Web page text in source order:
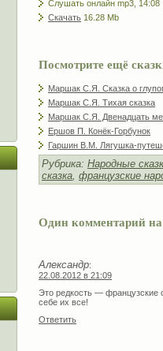
Слушать онлайн mp3, 14:08
Скачать 16.28 Mb
Посмотрите ещё
Маршак С.Я. Сказка о
Маршак С.Я. Тихая сказка
Маршак С.Я. Двенадцать
Ершов П. Конёк-Горбунок
Гаршин В.М. Лягушка-
Рубрика: Народные
сказка французские
Один комментарий
Александр:
22.08.2012 в 21:09
Это редкость — французские
себе их все!
Ответить